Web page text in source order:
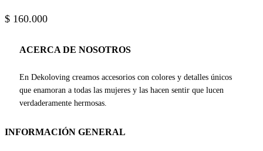
$ 160.000
ACERCA DE NOSOTROS
En Dekoloving creamos accesorios con colores y detalles únicos
que enamoran a todas las mujeres y las hacen sentir que lucen
verdaderamente hermosas.
INFORMACIÓN GENERAL